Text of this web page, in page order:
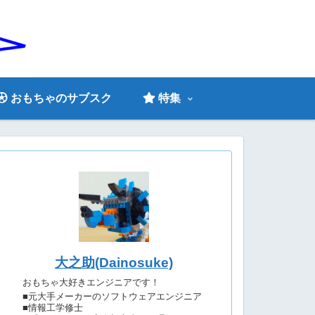
おもちゃのサブスク 特集
大之助(Dainosuke)
おもちゃ大好きエンジニアです！
■元大手メーカーのソフトウェアエンジニア
■情報工学修士